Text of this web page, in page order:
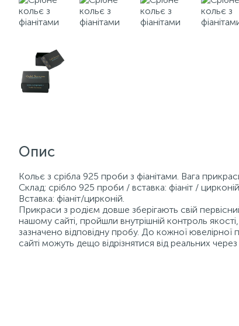
Опис
Кольє з срібла 925 проби з фіанітами. Вага
Склад: срібло 925 проби / вставка: фіаніт /
Вставка: фіаніт/цирконій.
Прикраси з родієм довше зберігають свій
нашому сайті, пройшли внутрішній контроль
зазначено відповідну пробу. До кожної ювелірної
сайті можуть дещо відрізнятися від реальних